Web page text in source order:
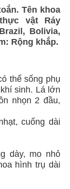
Tên khoa
vật Ráy
Bolivia,
Rộng khắp.
thể sống phụ
sinh. Lá lớn
nhọn 2 đầu,
cuống dài
dày, mo nhỏ
hình trụ dài